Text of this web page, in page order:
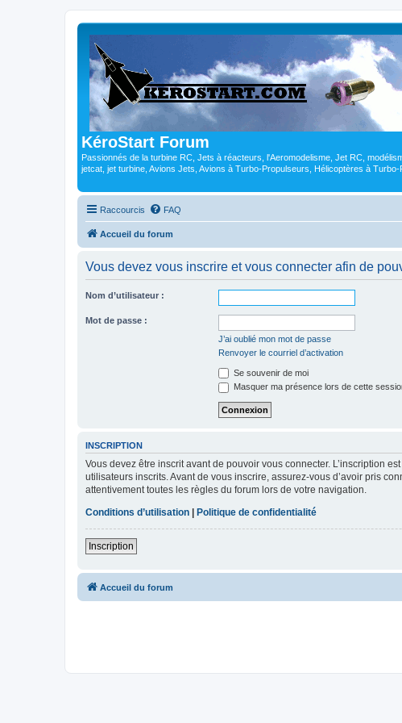
KéroStart Forum
Passionnés de la turbine RC, Jets à réacteurs, l'Aeromodelisme, Jet RC,
jetcat, jet turbine, Avions Jets, Avions à Turbo-Propulseurs, Hélicoptères à Turbo-
Raccourcis FAQ
Accueil du forum
Vous devez vous inscrire et vous connecter afin de
Nom d’utilisateur :
Mot de passe :
J’ai oublié mon mot de passe
Renvoyer le courriel d’activation
Se souvenir de moi
Masquer ma présence lors de cette
INSCRIPTION
Vous devez être inscrit avant de pouvoir vous connecter. L’inscription
utilisateurs inscrits. Avant de vous inscrire, assurez-vous d’avoir pris
attentivement toutes les règles du forum lors de votre navigation.
Conditions d’utilisation
Politique de confidentialité
Inscription
Accueil du forum